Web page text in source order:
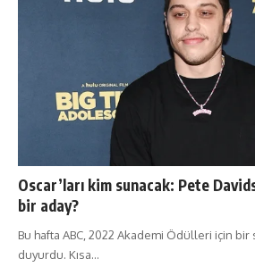
Oscar’ları kim sunacak: Pete
bir aday?
Bu hafta ABC, 2022 Akademi Ödülleri için bir
duyurdu. Kısa…